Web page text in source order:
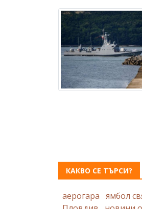
КАКВО СЕ ТЪРСИ?
аерогара ямбол